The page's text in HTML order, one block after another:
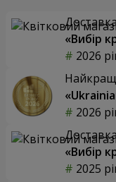
«Вибір
2026
2026
«Вибір
2025